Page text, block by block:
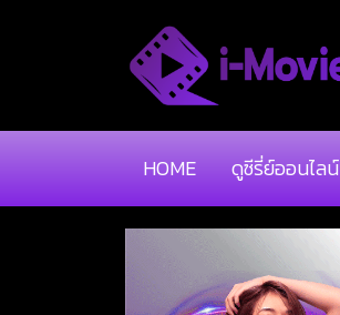
HOME ดูซีรี่ย์ออนไลน์